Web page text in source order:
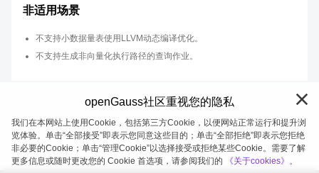
非适用场景
不支持小数据量表使用LLVM动态编译优化。
不支持生成非向量化执行路径的查询作业。
openGauss 2026-08-05 20:27:52
openGauss社区重视您的隐私
我们在本网站上使用Cookie，包括第三方Cookie，以便网站正常运行和提升浏
览体验。单击“全部接受”即表示您同意这些目的；单击“全部拒绝”即表示您拒绝
非必要的Cookie；单击“管理Cookie”以选择接受或拒绝某些Cookie。需要了解
更多信息或随时更改您的 Cookie 首选项，请参阅我们的
《关于cookies》。